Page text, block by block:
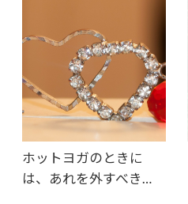
ホットヨガのときに
は、あれを外すべき…